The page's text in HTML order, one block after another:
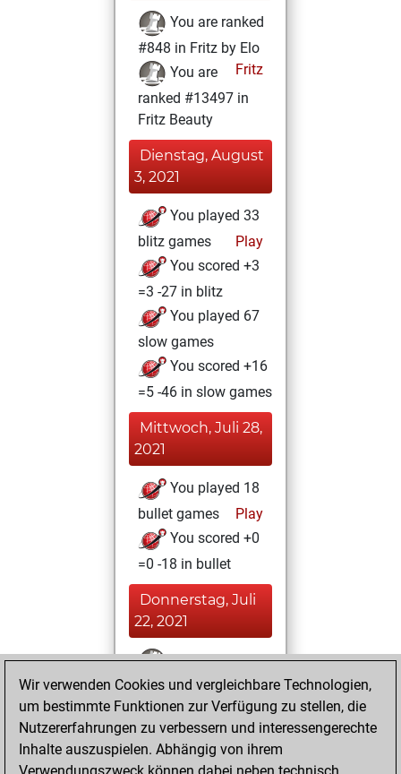
You are ranked
#848 in Fritz by Elo
Fritz
You are
ranked #13497 in
Fritz Beauty
Dienstag, August
3, 2021
You played 33
blitz games
Play
You scored +3
=3 -27 in blitz
You played 67
slow games
You scored +16
=5 -46 in slow games
Mittwoch, Juli 28,
2021
You played 18
bullet games
Play
You scored +0
=0 -18 in bullet
Donnerstag, Juli
22, 2021
You won
against Fritz
Fritz
You achieved a
BeautyScore of 12
You achieved a
Wir verwenden Cookies und vergleichbare Technologien,
um bestimmte Funktionen zur Verfügung zu stellen, die
Nutzererfahrungen zu verbessern und interessengerechte
Inhalte auszuspielen. Abhängig von ihrem